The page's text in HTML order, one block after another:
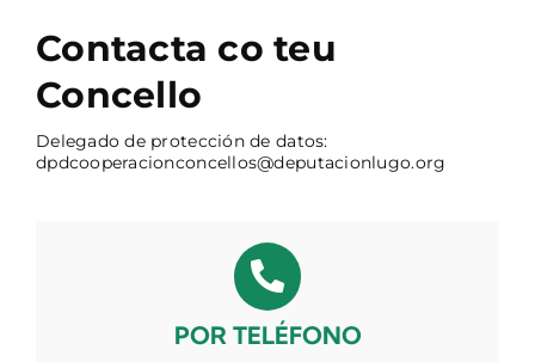
Contacta co teu
Concello
Delegado de protección de datos:
dpdcooperacionconcellos@deputacionlugo.org
POR TELÉFONO